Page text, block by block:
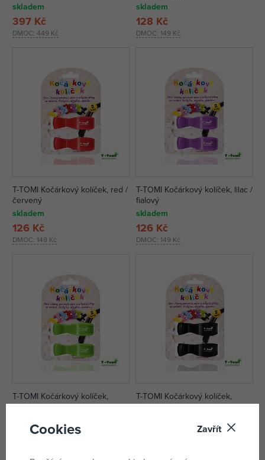
skladem
DMOC: 449 Kč
397 Kč
skladem
DMOC: 149 Kč
128 Kč
T-TOMI Kočárkový kolíček, red /
červený
skladem
DMOC: 149 Kč
126 Kč
T-TOMI Kočárkový kolíček, lilac /
fialový
skladem
DMOC: 149 Kč
126 Kč
T-TOMI Kočárkový kolíček,
green / zelený
126 Kč
T-TOMI Kočárkový kolíček,
black / černý
Cookies Zavřít